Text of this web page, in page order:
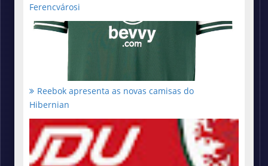
Ferencvárosi
Reebok apresenta as novas camisas do
Hibernian